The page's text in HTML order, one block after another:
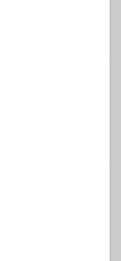
Italia, Ungheria,
anche in
in Francia, è perché
quel centrosinistra
nei programmi, dal
imperante in
smantellamento del
fascisti, si sono
Ue, a cui il
libera per calare la
però, da un'adeguata
quando la
il nuovo